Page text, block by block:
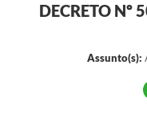
DECRETO Nº
Assunto(s):